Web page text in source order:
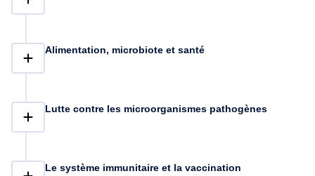
Alimentation, microbiote et santé
Lutte contre les microorganismes pathogènes
Le système immunitaire et la vaccination